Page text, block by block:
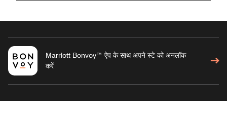
Marriott Bonvoy™ ऐप के साथ अपने स्टे को अनलॉक
करें